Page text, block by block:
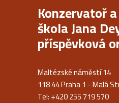
Konzervatoř
škola Jana
příspěvková
Maltézské náměstí 14
118 44 Praha 1 - Malá
Tel: +420 255 719 570